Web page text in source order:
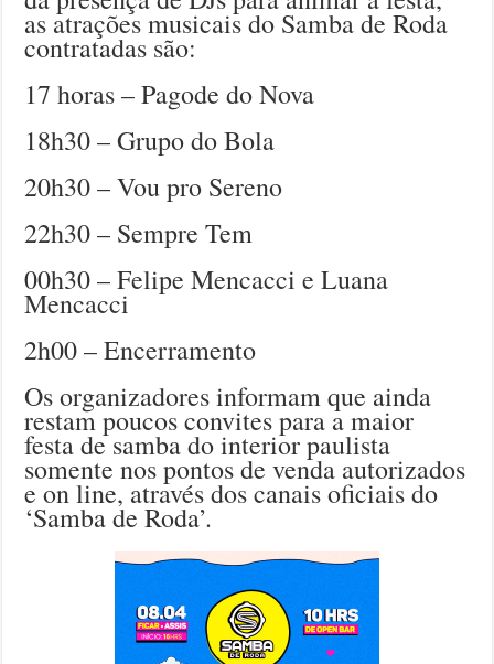
as atrações musicais do Samba de Roda
contratadas são:
17 horas – Pagode do Nova
18h30 – Grupo do Bola
20h30 – Vou pro Sereno
22h30 – Sempre Tem
00h30 – Felipe Mencacci e Luana
Mencacci
2h00 – Encerramento
Os organizadores informam que ainda
restam poucos convites para a maior
festa de samba do interior paulista
somente nos pontos de venda autorizados
e on line, através dos canais oficiais do
‘Samba de Roda’.